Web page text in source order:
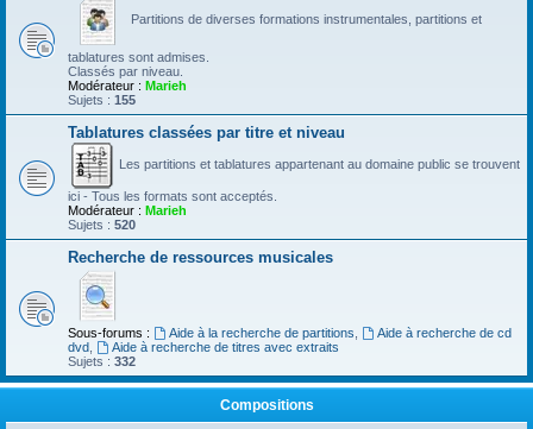
Partitions de diverses formations instrumentales, partitions et
tablatures sont admises.
Classés par niveau.
Modérateur : Marieh
Sujets : 155
Tablatures classées par titre et niveau
Les partitions et tablatures appartenant au domaine public se trouvent
ici - Tous les formats sont acceptés.
Modérateur : Marieh
Sujets : 520
Recherche de ressources musicales
Sous-forums : Aide à la recherche de partitions
Aide à recherche de cd
dvd
Aide à recherche de titres avec extraits
Sujets : 332
Compositions